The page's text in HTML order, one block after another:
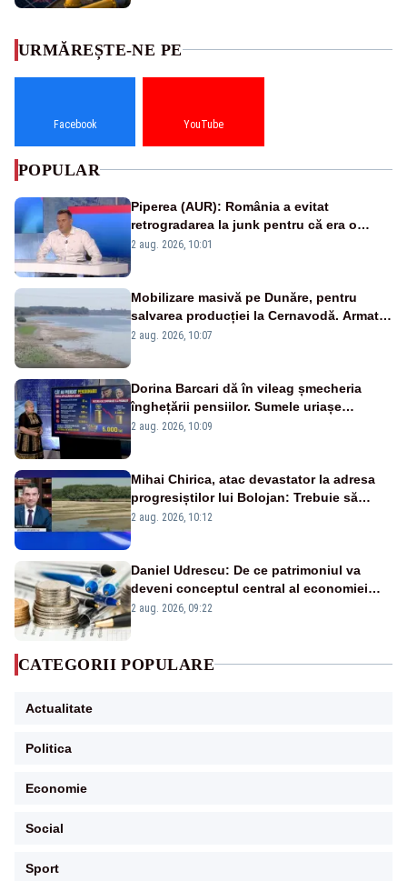
URMĂREȘTE-NE PE
Facebook YouTube
POPULAR
Piperea (AUR): România a evitat
retrogradarea la junk pentru că era o
catastrofă pentru bănci și fondurile de
2 aug. 2026, 10:01
Mobilizare masivă pe Dunăre, pentru
salvarea producției la Cernavodă. Armata
va detona o stâncă și va devia apa
2 aug. 2026, 10:07
Dorina Barcari dă în vileag șmecheria
înghețării pensiilor. Sumele uriașe
pierdute de fiecare român
2 aug. 2026, 10:09
Mihai Chirica, atac devastator la adresa
progresiștilor lui Bolojan: Trebuie să
protejăm și natura, dar nu șținem omaneii
2 aug. 2026, 10:12
Daniel Udrescu: De ce patrimoniul va
deveni conceptul central al economiei
viitoare?
2 aug. 2026, 09:22
CATEGORII POPULARE
Actualitate
Politica
Economie
Social
Sport